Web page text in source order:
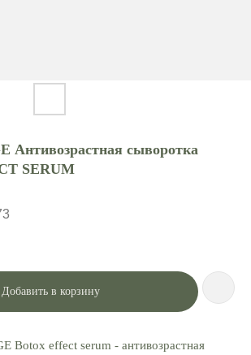
Антивозрастная сыворотка
SERUM
Добавить в корзину
Botox effect serum - антивозрастная